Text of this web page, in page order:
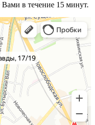
в течение 15 минут.